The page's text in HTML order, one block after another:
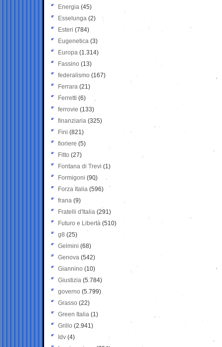
Energia (45)
Esselunga (2)
Esteri (784)
Eugenetica (3)
Europa (1.314)
Fassino (13)
federalismo (167)
Ferrara (21)
Ferretti (6)
ferrovie (133)
finanziaria (325)
Fini (821)
fioriere (5)
Fitto (27)
Fontana di Trevi (1)
Formigoni (90)
Forza Italia (596)
frana (9)
Fratelli d'Italia (291)
Futuro e Libertà (510)
g8 (25)
Gelmini (68)
Genova (542)
Giannino (10)
Giustizia (5.784)
governo (5.799)
Grasso (22)
Green Italia (1)
Grillo (2.941)
Idv (4)